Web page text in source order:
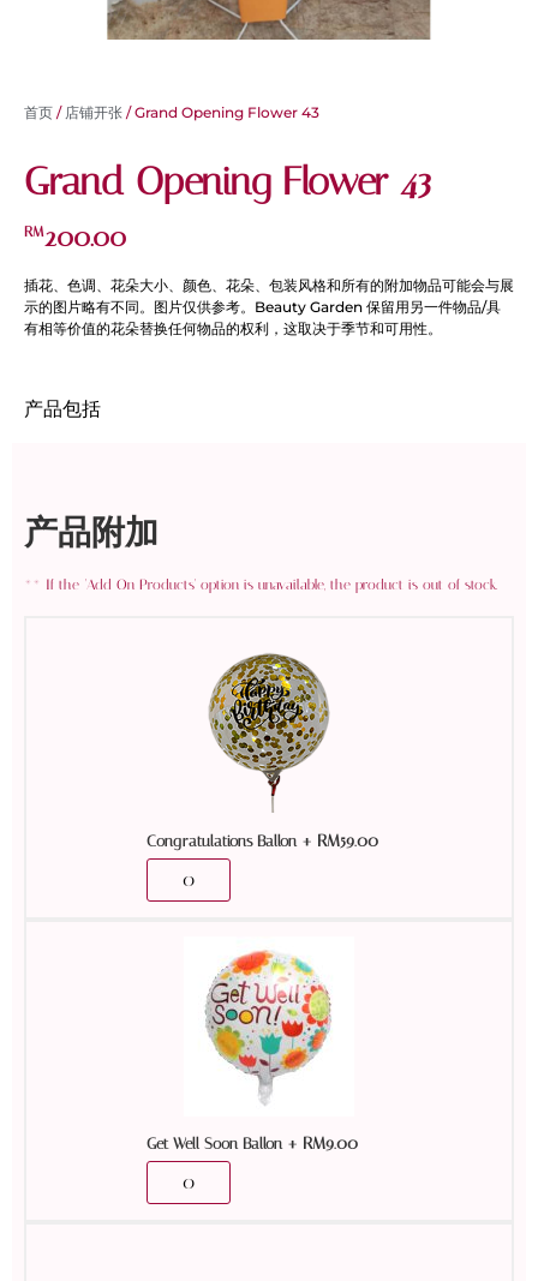
首页 / 店铺开张 / Grand Opening Flower 43
Grand Opening Flower 43
RM200.00
插花、色调、花朵大小、颜色、花朵、包装风格和所有的附加物品可能会与展
示的图片略有不同。图片仅供参考。Beauty Garden 保留用另一件物品/具
有相等价值的花朵替换任何物品的权利，这取决于季节和可用性。
产品包括
产品附加
Congratulations Ballon+ RM59.00
Get Well Soon Ballon+ RM9.00